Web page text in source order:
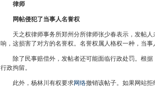
律师
网帖侵犯了当事人名誉权
天之权律师事务所郑州分所律师张少春表示，发帖
响，这损害了对方的名誉权。名誉权属人格权一种，当事
除了民事赔偿外，发帖者还可能面临行政处罚。根
行政拘留。
此外，杨林川有权要求网络撤销该帖子。如果网站